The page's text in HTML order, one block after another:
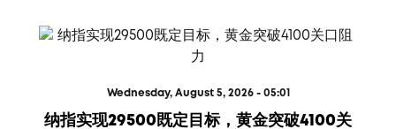
Wednesday, August 5, 2026 - 05:01
纳指实现29500既定目标，黄金突破4100关